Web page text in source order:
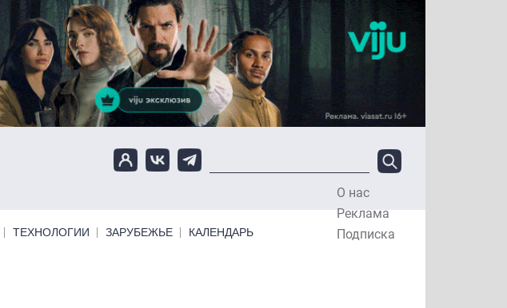
О нас
Реклама
Подписка
ТЕХНОЛОГИИ ЗАРУБЕЖЬЕ КАЛЕНДАРЬ